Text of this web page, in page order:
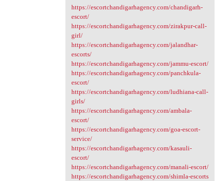
https://escortchandigarhagency.com/chandigarh-
escort/
https://escortchandigarhagency.com/zirakpur-call-
girl/
https://escortchandigarhagency.com/jalandhar-
escorts/
https://escortchandigarhagency.com/jammu-escort/
https://escortchandigarhagency.com/panchkula-
escort/
https://escortchandigarhagency.com/ludhiana-call-
girls/
https://escortchandigarhagency.com/ambala-
escort/
https://escortchandigarhagency.com/goa-escort-
service/
https://escortchandigarhagency.com/kasauli-
escort/
https://escortchandigarhagency.com/manali-escort/
https://escortchandigarhagency.com/shimla-escorts